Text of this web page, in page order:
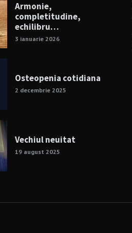
Armonie,
completitudine,
echilibru…
3 ianuarie 2026
Osteopenia cotidiana
2 decembrie 2025
Vechiul neuitat
19 august 2025